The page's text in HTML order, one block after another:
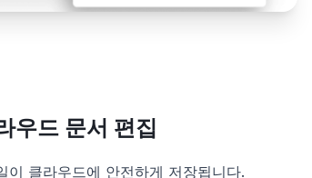
우드 문서 편집
이 클라우드에 안전하게 저장됩니다.